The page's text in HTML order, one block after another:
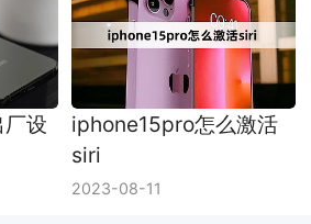
设
iphone15pro怎么激活
siri
2023-08-11